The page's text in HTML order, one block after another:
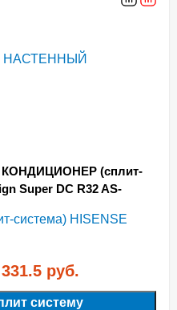
(сплит-
Super DC R32 AS-
руб.
систему